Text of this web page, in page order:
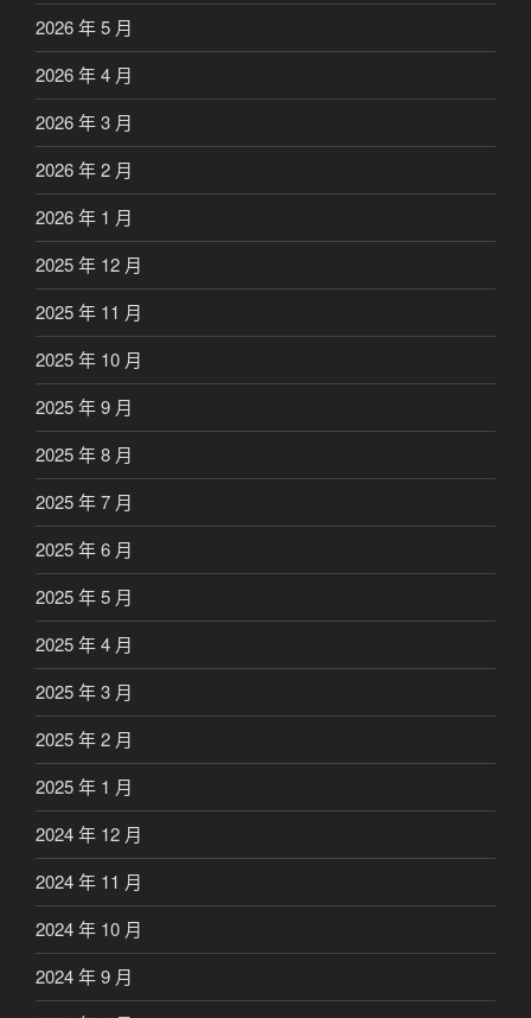
2026 年 5 月
2026 年 4 月
2026 年 3 月
2026 年 2 月
2026 年 1 月
2025 年 12 月
2025 年 11 月
2025 年 10 月
2025 年 9 月
2025 年 8 月
2025 年 7 月
2025 年 6 月
2025 年 5 月
2025 年 4 月
2025 年 3 月
2025 年 2 月
2025 年 1 月
2024 年 12 月
2024 年 11 月
2024 年 10 月
2024 年 9 月